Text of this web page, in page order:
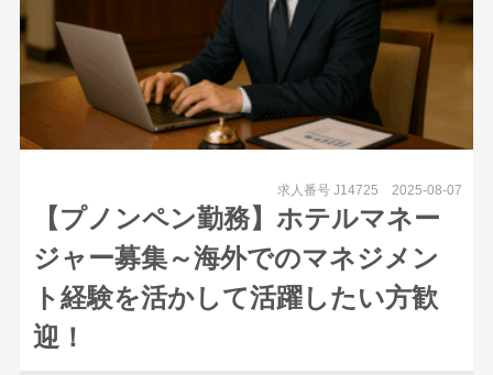
【プノンペン勤務】ホテルマネー
ジャー募集～海外でのマネジメン
ト経験を活かして活躍したい方歓
迎！
求人番号 J14725 2025-08-07